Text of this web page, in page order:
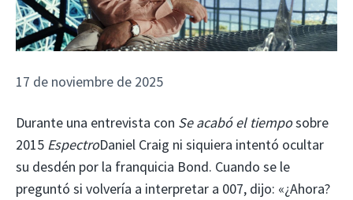
17 de noviembre de 2025
Durante una entrevista con Se acabó el tiemposobre
2015 EspectroDaniel Craig ni siquiera intentó ocultar
su desdén por la franquicia Bond. Cuando se le
preguntó si volvería a interpretar a 007, dijo: «¿Ahora?